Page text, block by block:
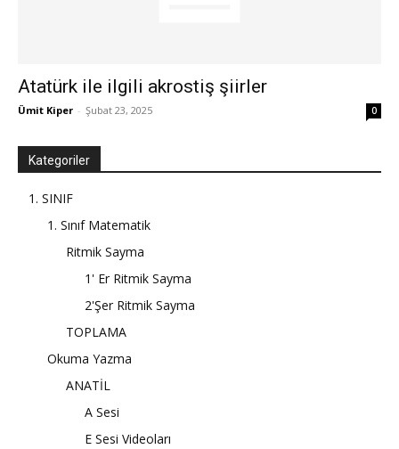
Atatürk ile ilgili akrostiş şiirler
Ümit Kiper - Şubat 23, 2025 0
Kategoriler
1. SINIF
1. Sınıf Matematik
Ritmik Sayma
1' Er Ritmik Sayma
2'Şer Ritmik Sayma
TOPLAMA
Okuma Yazma
ANATİL
A Sesi
E Sesi Videoları